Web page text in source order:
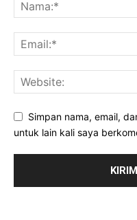
Simpan nama, email,
untuk lain kali saya